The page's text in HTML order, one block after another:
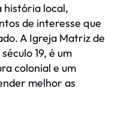
história local,
de interesse que
A Igreja Matriz de
19, é um
colonial e um
melhor as